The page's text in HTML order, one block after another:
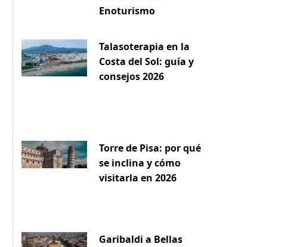
Enoturismo
Talasoterapia en la
Costa del Sol: guía y
consejos 2026
Torre de Pisa: por qué
se inclina y cómo
visitarla en 2026
Garibaldi a Bellas